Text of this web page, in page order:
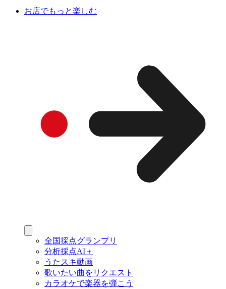
お店でもっと楽しむ
全国採点グランプリ
分析採点AI＋
うたスキ動画
歌いたい曲をリクエスト
カラオケで楽器を弾こう